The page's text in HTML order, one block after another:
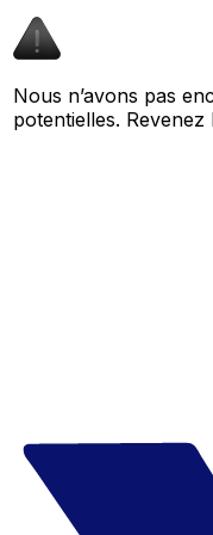
Nous n’avons pas
potentielles.